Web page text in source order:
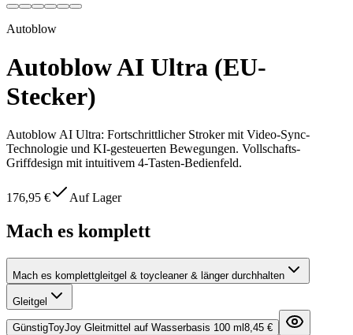
Autoblow
Autoblow AI Ultra (EU-
Stecker)
Autoblow AI Ultra: Fortschrittlicher Stroker mit Video-Sync-
Technologie und KI-gesteuerten Bewegungen. Vollschafts-
Griffdesign mit intuitivem 4-Tasten-Bedienfeld.
176,95 € Auf Lager
Mach es komplett
Mach es komplettgleitgel & toycleaner & länger durchhalten
Gleitgel
GünstigToyJoy Gleitmittel auf Wasserbasis 100 ml 8,45 €